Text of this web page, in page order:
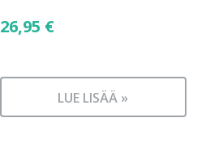
26,95 €
LUE LISÄÄ »